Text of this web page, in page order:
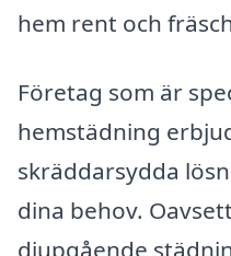
hem rent och
Företag som är
hemstädning
skräddarsydda
dina behov.
djupgående